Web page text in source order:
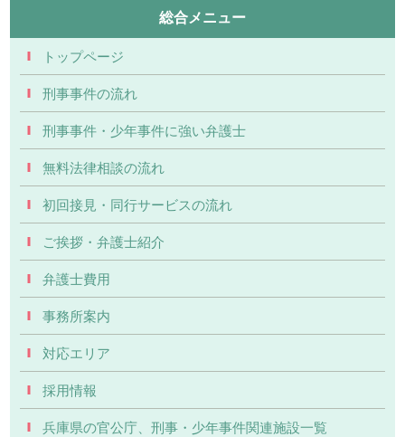
総合メニュー
トップページ
刑事事件の流れ
刑事事件・少年事件に強い弁護士
無料法律相談の流れ
初回接見・同行サービスの流れ
ご挨拶・弁護士紹介
弁護士費用
事務所案内
対応エリア
採用情報
兵庫県の官公庁、刑事・少年事件関連施設一覧